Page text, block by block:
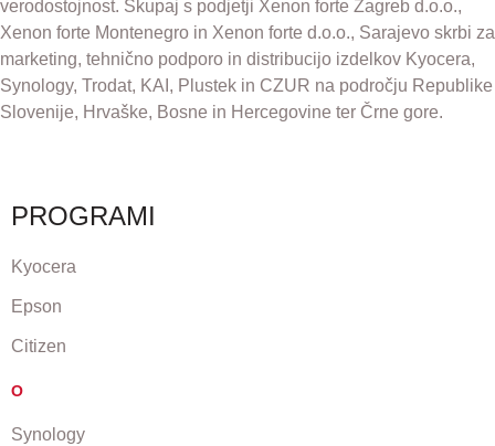
verodostojnost. Skupaj s podjetji Xenon forte Zagreb d.o.o.,
Xenon forte Montenegro in Xenon forte d.o.o., Sarajevo skrbi za
marketing, tehnično podporo in distribucijo izdelkov Kyocera,
Synology, Trodat, KAI, Plustek in CZUR na področju Republike
Slovenije, Hrvaške, Bosne in Hercegovine ter Črne gore.
PROGRAMI
Kyocera
Epson
Citizen
O
Synology